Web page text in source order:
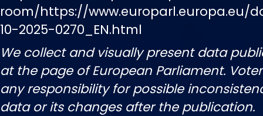
room/https://www.europarl.europa.eu/
10-2025-0270_EN.html
We collect and visually present data
at the page of European Parliament.
any responsibility for possible
data or its changes after the publication.